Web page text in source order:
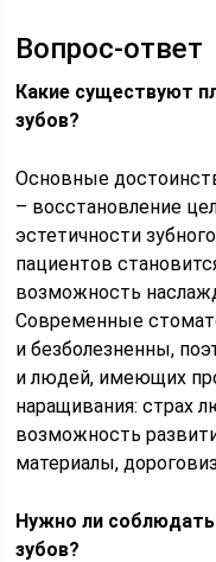
Вопрос-ответ
Какие существуют
зубов?
Основные
– восстановление
эстетичности
пациентов
возможность
Современные
и безболезненны,
и людей, имеющих
наращивания: страх
возможность
материалы,
Нужно ли соблюдать
зубов?